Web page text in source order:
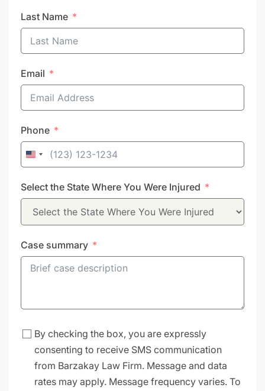
Last Name
Email
Phone
United
+1
Select the State Where You Were Injured
Case summary
By checking the box, you are expressly
consenting to receive SMS communication
from Barzakay Law Firm. Message and data
rates may apply. Message frequency varies. To